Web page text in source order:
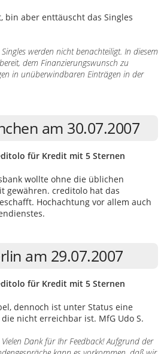
bin aber enttäuscht das Singles
Singles werden nicht benachteiligt. In diesem
dem Finanzierungswunsch zu
in unüberwindbaren Einträgen in der
am 30.07.2007
für Kredit mit 5 Sternen
wollte ohne die üblichen
gewähren. creditolo hat das
Hochachtung vor allem auch
am 29.07.2007
für Kredit mit 5 Sternen
dennoch ist unter Status eine
nicht erreichbar ist. MfG Udo S.
Vielen Dank für Ihr Feedback! Aufgrund der